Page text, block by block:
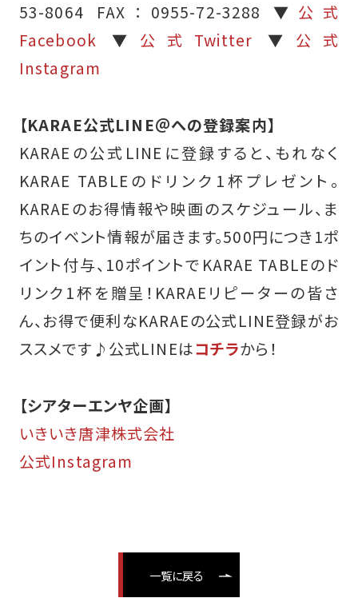
53-8064 FAX：0955-72-3288 ▼ 公式
Facebook ▼ 公式Twitter ▼ 公式
Instagram
【KARAE公式LINE＠への登録案内】
KARAEの公式LINEに登録すると、もれなく
KARAE TABLEのドリンク1杯プレゼント。
KARAEのお得情報や映画のスケジュール、ま
ちのイベント情報が届きます。500円につき1ポ
イント付与、10ポイントでKARAE TABLEのド
リンク1杯を贈呈！KARAEリピーターの皆さ
ん、お得で便利なKARAEの公式LINE登録がお
ススメです♪ 公式LINEはコチラから！
【シアターエンヤ企画】
いきいき唐津株式会社
公式Instagram
一覧に戻る